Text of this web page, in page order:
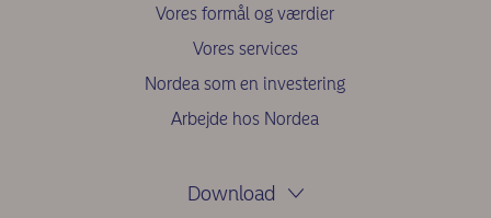
Vores formål og værdier
Vores services
Nordea som en investering
Arbejde hos Nordea
Download